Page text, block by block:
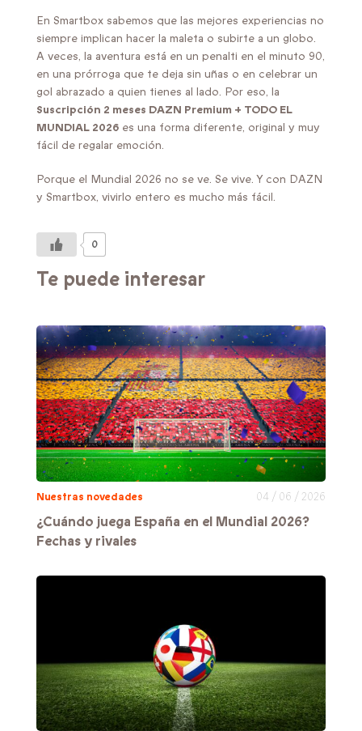
En Smartbox sabemos que las mejores experiencias no
siempre implican hacer la maleta o subirte a un globo.
A veces, la aventura está en un penalti en el minuto 90,
en una prórroga que te deja sin uñas o en celebrar un
gol abrazado a quien tienes al lado. Por eso, la
Suscripción 2 meses DAZN Premium + TODO EL
MUNDIAL 2026 es una forma diferente, original y muy
fácil de regalar emoción.
Porque el Mundial 2026 no se ve. Se vive. Y con DAZN
y Smartbox, vivirlo entero es mucho más fácil.
0
Te puede interesar
Nuestras novedades 04 / 06 / 2026
¿Cuándo juega España en el Mundial 2026?
Fechas y rivales